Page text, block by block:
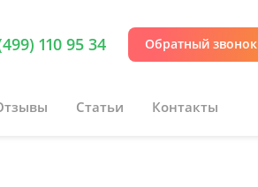
110 95 34 Обратный звонок
Статьи Контакты